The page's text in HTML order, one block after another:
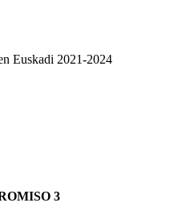
Euskadi 2021-2024
3